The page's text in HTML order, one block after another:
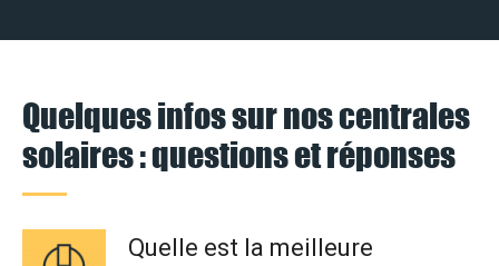
Quelques infos sur nos centrales
solaires : questions et réponses
Quelle est la meilleure